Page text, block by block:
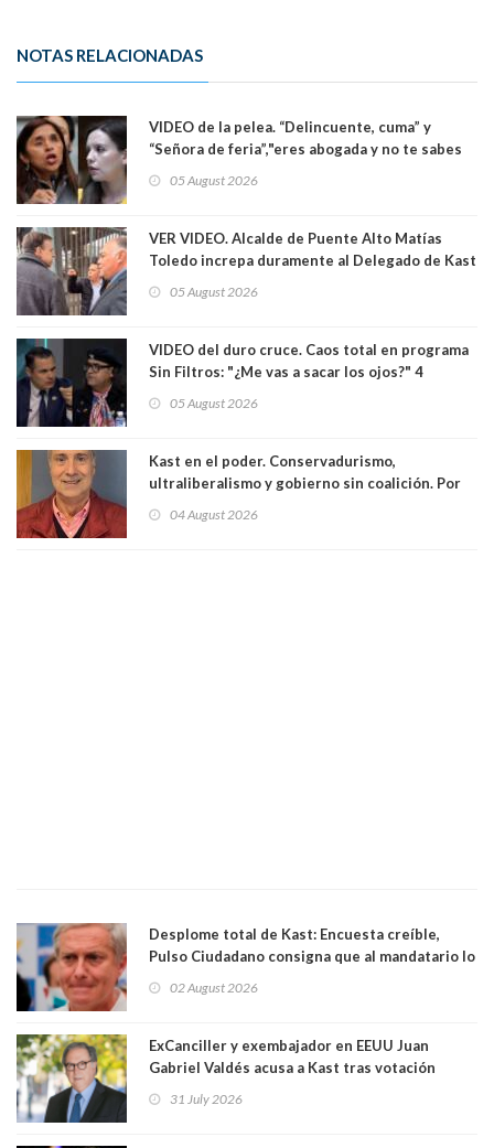
NOTAS RELACIONADAS
VIDEO de la pelea. “Delincuente, cuma” y
“Señora de feria”,"eres abogada y no te sabes
senadoras Camila Flores y Fabiola Campillai en
05 August 2026
VER VIDEO. Alcalde de Puente Alto Matías
Toledo increpa duramente al Delegado de Kast
delegado nuevamente arrancando"
05 August 2026
VIDEO del duro cruce. Caos total en programa
Sin Filtros: "¿Me vas a sacar los ojos?" 4
excarabinero que dejó ciego a Gustavo Gatica:
05 August 2026
Kast en el poder. Conservadurismo,
ultraliberalismo y gobierno sin coalición. Por
04 August 2026
Desplome total de Kast: Encuesta creíble,
Pulso Ciudadano consigna que al mandatario lo
sacó en primera vuelta. Rechazo es de 58.9% y
64.8%
02 August 2026
ExCanciller y exembajador en EEUU Juan
Gabriel Valdés acusa a Kast tras votación
"Si hay una persona responsable es él"
31 July 2026